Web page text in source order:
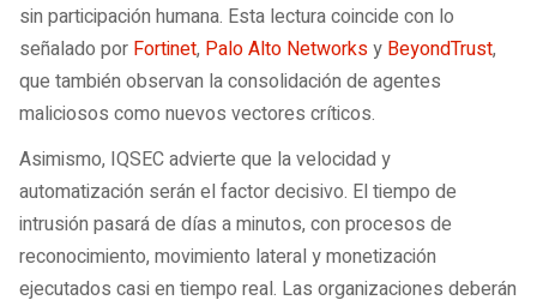
sin participación humana. Esta lectura coincide con lo
señalado por Fortinet, Palo Alto Networksy BeyondTrust,
que también observan la consolidación de agentes
maliciosos como nuevos vectores críticos.
Asimismo, IQSEC advierte que la velocidad y
automatización serán el factor decisivo. El tiempo de
intrusión pasará de días a minutos, con procesos de
reconocimiento, movimiento lateral y monetización
ejecutados casi en tiempo real. Las organizaciones deberán